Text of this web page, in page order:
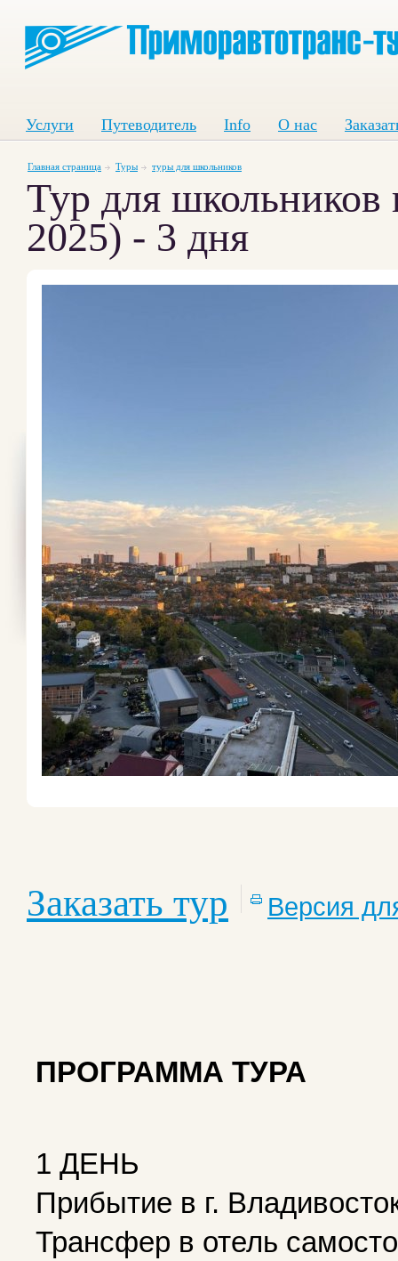
Услуги Путеводитель Info О нас
Главная страница Туры туры для школьников
Тур для школьников
2025) - 3 дня
Заказать тур Версия
ПРОГРАММА ТУРА
1 ДЕНЬ
Прибытие в г.
Трансфер в отель